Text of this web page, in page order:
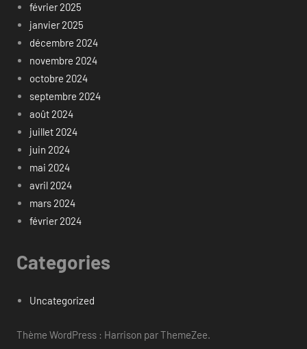
février 2025
janvier 2025
décembre 2024
novembre 2024
octobre 2024
septembre 2024
août 2024
juillet 2024
juin 2024
mai 2024
avril 2024
mars 2024
février 2024
Categories
Uncategorized
Thème WordPress : Harrison par ThemeZee.